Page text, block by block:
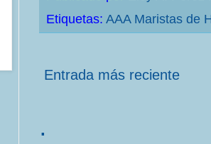
Etiquetas: AAA Maristas de
Entrada más reciente
.